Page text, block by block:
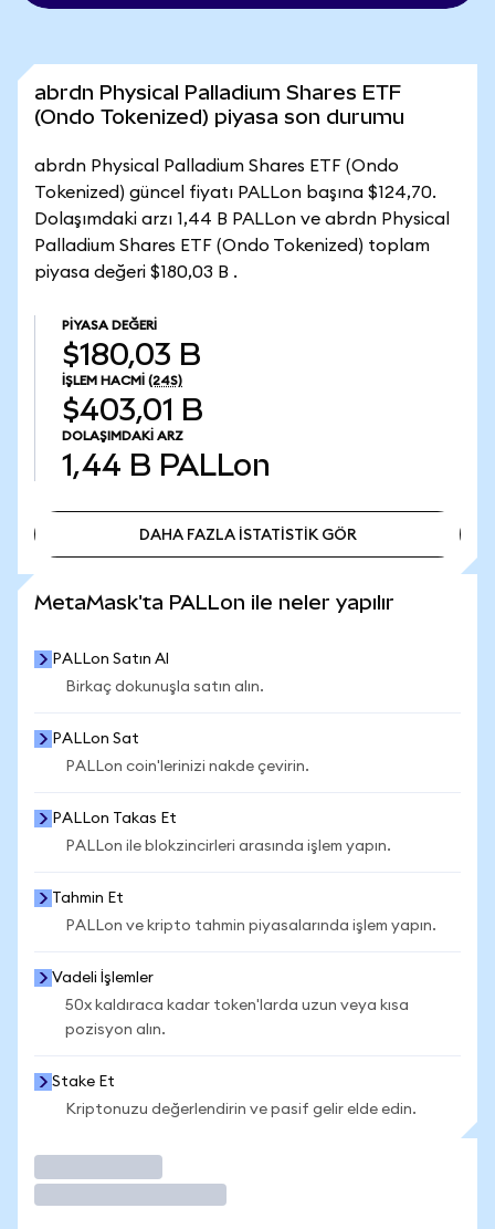
abrdn Physical Palladium Shares ETF
(Ondo Tokenized) piyasa son durumu
abrdn Physical Palladium Shares ETF (Ondo
Tokenized) güncel fiyatı PALLon başına $124,70.
Dolaşımdaki arzı 1,44 B PALLon ve abrdn Physical
Palladium Shares ETF (Ondo Tokenized) toplam
piyasa değeri $180,03 B .
PIYASA DEĞERI
$180,03 B
İŞLEM HACMI (24S)
$403,01 B
DOLAŞIMDAKI ARZ
1,44 B PALLon
DAHA FAZLA İSTATİSTİK GÖR
MetaMask'ta PALLon ile neler yapılır
PALLon Satın Al
Birkaç dokunuşla satın alın.
PALLon Sat
PALLon coin'lerinizi nakde çevirin.
PALLon Takas Et
PALLon ile blokzincirleri arasında işlem yapın.
Tahmin Et
PALLon ve kripto tahmin piyasalarında işlem yapın.
Vadeli İşlemler
50x kaldıraca kadar token'larda uzun veya kısa
pozisyon alın.
Stake Et
Kriptonuzu değerlendirin ve pasif gelir elde edin.